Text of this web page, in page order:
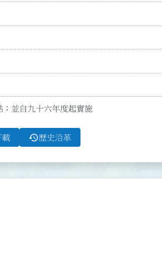
；並自九十六年度起實施
載 history歷史沿革